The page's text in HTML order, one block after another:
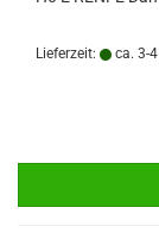
Lieferzeit: ca. 3-